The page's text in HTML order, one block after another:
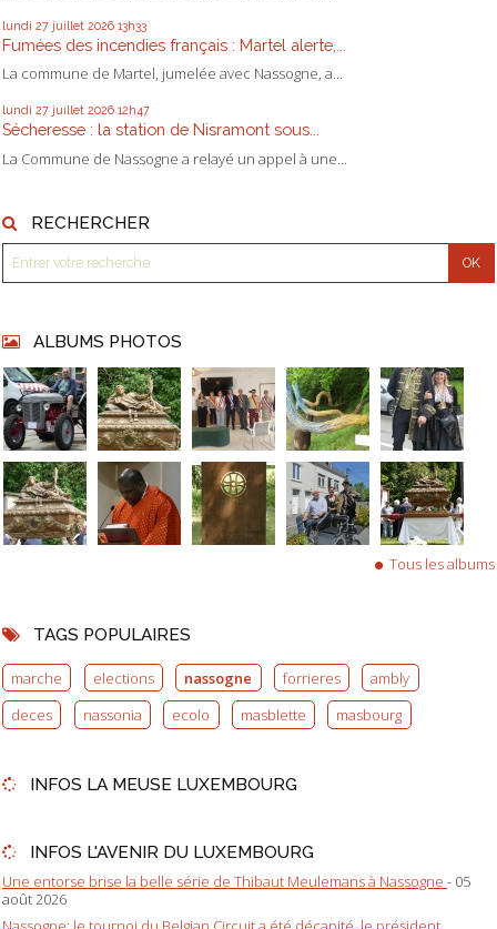
lundi 27 juillet 2026 13h33
Fumées des incendies français : Martel alerte,...
La commune de Martel, jumelée avec Nassogne, a...
lundi 27 juillet 2026 12h47
Sécheresse : la station de Nisramont sous...
La Commune de Nassogne a relayé un appel à une...
RECHERCHER
ALBUMS PHOTOS
Tous les albums
TAGS POPULAIRES
marche elections nassogne forrieres
ambly
deces
nassonia ecolo masblette masbourg
INFOS LA MEUSE LUXEMBOURG
INFOS L'AVENIR DU LUXEMBOURG
Une entorse brise la belle série de Thibaut Meulemans à Nassogne - 05
août 2026